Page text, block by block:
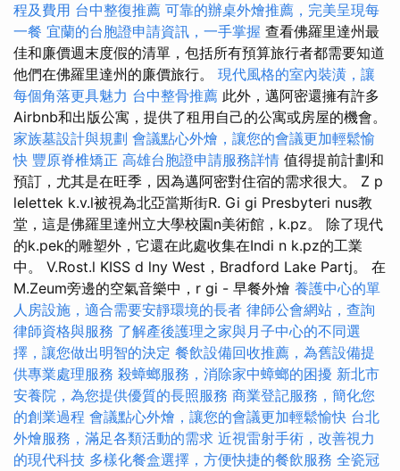
程及費用 台中整復推薦 可靠的辦桌外燴推薦，完美呈現每
一餐 宜蘭的台胞證申請資訊，一手掌握 查看佛羅里達州最
佳和廉價週末度假的清單，包括所有預算旅行者都需要知道
他們在佛羅里達州的廉價旅行。 現代風格的室內裝潢，讓
每個角落更具魅力 台中整骨推薦 此外，邁阿密還擁有許多
Airbnb和出版公寓，提供了租用自己的公寓或房屋的機會。
家族墓設計與規劃 會議點心外燴，讓您的會議更加輕鬆愉
快 豐原脊椎矯正 高雄台胞證申請服務詳情 值得提前計劃和
預訂，尤其是在旺季，因為邁阿密對住宿的需求很大。 Z p
lelettek k.v.l被視為北亞當斯街R. Gi gi Presbyteri nus教
堂，這是佛羅里達州立大學校園n美術館，k.pz。 除了現代
的k.pek的雕塑外，它還在此處收集在Indi n k.pz的工業
中。 V.Rost.l KISS d lny West，Bradford Lake Partj。 在
M.Zeum旁邊的空氣音樂中，r gi - 早餐外燴 養護中心的單
人房設施，適合需要安靜環境的長者 律師公會網站，查詢
律師資格與服務 了解產後護理之家與月子中心的不同選
擇，讓您做出明智的決定 餐飲設備回收推薦，為舊設備提
供專業處理服務 殺蟑螂服務，消除家中蟑螂的困擾 新北市
安養院，為您提供優質的長照服務 商業登記服務，簡化您
的創業過程 會議點心外燴，讓您的會議更加輕鬆愉快 台北
外燴服務，滿足各類活動的需求 近視雷射手術，改善視力
的現代科技 多樣化餐盒選擇，方便快捷的餐飲服務 全瓷冠